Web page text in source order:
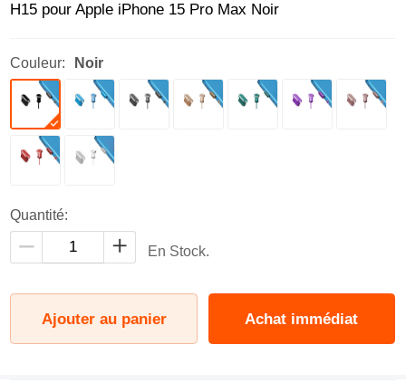
H15 pour Apple iPhone 15 Pro Max Noir
Couleur: Noir
Quantité:
En Stock.
Ajouter au panier Achat immédiat